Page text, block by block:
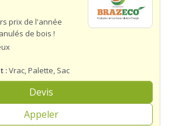
prix de l'année
de bois !
:Vrac, Palette, Sac
Devis
Appeler